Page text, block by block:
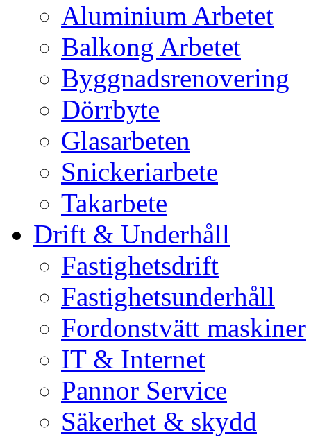
Aluminium Arbetet
Balkong Arbetet
Byggnadsrenovering
Dörrbyte
Glasarbeten
Snickeriarbete
Takarbete
Drift & Underhåll
Fastighetsdrift
Fastighetsunderhåll
Fordonstvätt maskiner
IT & Internet
Pannor Service
Säkerhet & skydd